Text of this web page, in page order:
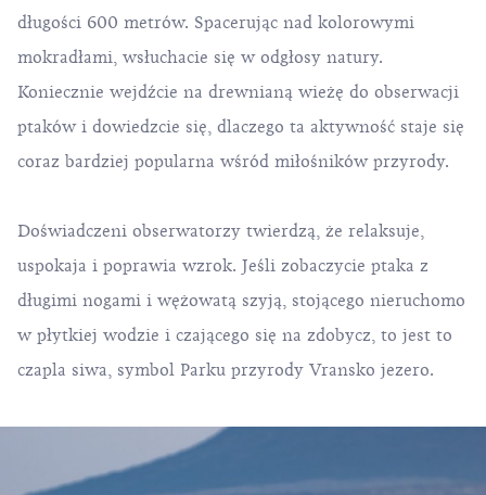
długości 600 metrów. Spacerując nad kolorowymi
mokradłami, wsłuchacie się w odgłosy natury.
Koniecznie wejdźcie na drewnianą wieżę do obserwacji
ptaków i dowiedzcie się, dlaczego ta aktywność staje się
coraz bardziej popularna wśród miłośników przyrody.
Doświadczeni obserwatorzy twierdzą, że relaksuje,
uspokaja i poprawia wzrok. Jeśli zobaczycie ptaka z
długimi nogami i wężowatą szyją, stojącego nieruchomo
w płytkiej wodzie i czającego się na zdobycz, to jest to
czapla siwa, symbol Parku przyrody Vransko jezero.